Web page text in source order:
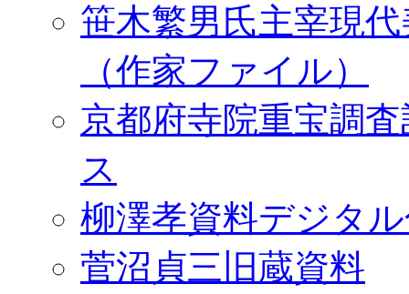
笹木繁男氏主宰現
（作家ファイル）
京都府寺院重宝調
ス
柳澤孝資料デジタ
菅沼貞三旧蔵資料